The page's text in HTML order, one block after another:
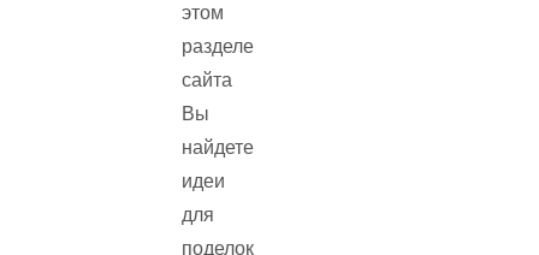
этом
разделе
сайта
Вы
найдете
идеи
для
поделок